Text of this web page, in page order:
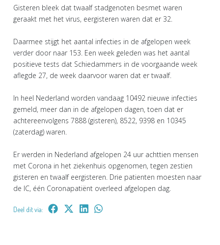
Gisteren bleek dat twaalf stadgenoten besmet waren
geraakt met het virus, eergisteren waren dat er 32.
Daarmee stijgt het aantal infecties in de afgelopen week
verder door naar 153. Een week geleden was het aantal
positieve tests dat Schiedammers in de voorgaande week
aflegde 27, de week daarvoor waren dat er twaalf.
In heel Nederland worden vandaag 10492 nieuwe infecties
gemeld, meer dan in de afgelopen dagen, toen dat er
achtereenvolgens 7888 (gisteren), 8522, 9398 en 10345
(zaterdag) waren.
Er werden in Nederland afgelopen 24 uur achttien mensen
met Corona in het ziekenhuis opgenomen, tegen zestien
gisteren en twaalf eergisteren. Drie patienten moesten naar
de IC, één Coronapatiënt overleed afgelopen dag.
Deel dit via: